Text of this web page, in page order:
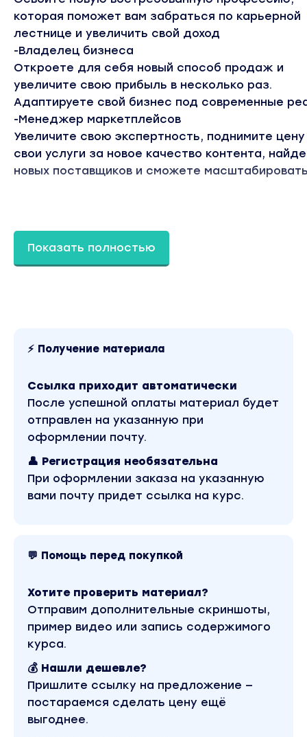
которая поможет вам забраться по карьерной
лестнице и увеличить свой доход
-Владелец бизнеса
Откроете для себя новый способ продаж и
увеличите свою прибыль в несколько раз.
Адаптируете свой бизнес под современные
-Менеджер маркетплейсов
Увеличите свою экспертность, поднимите
свои услуги за новое качество контента,
новых поставщиков и сможете
ВВОДНЫЙ МОДУЛЬ
Какая программа курса
Четкое понимание устройства обучения курса
Какие существуют варианты стратегий
Где черпать идеи классного продукта
Как работает алгоритм анализа 1 уровня и 2
Зачем нужна тестовая партия
МОДУЛЬ 2: ФОРМЫ РАБОТЫ
Как платить налоги
МОДУЛЬ 3: ДОКУМЕНТАЦИЯ
Зачем надо разрешение бренда на продажу
Что выбрать: сертификат/декларация/
письмо
МОДУЛЬ 4: ЛИЧНЫЙ БРЕНД
Показать полностью
⚡ Получение материала
Ссылка приходит автоматически
После успешной оплаты материал будет
отправлен на указанную при
оформлении почту.
👤 Регистрация необязательна
При оформлении заказа на указанную
вами почту придет ссылка на курс.
💬 Помощь перед покупкой
Хотите проверить материал?
Отправим дополнительные скриншоты,
пример видео или запись содержимого
курса.
💰 Нашли дешевле?
Пришлите ссылку на предложение —
постараемся сделать цену ещё
выгоднее.